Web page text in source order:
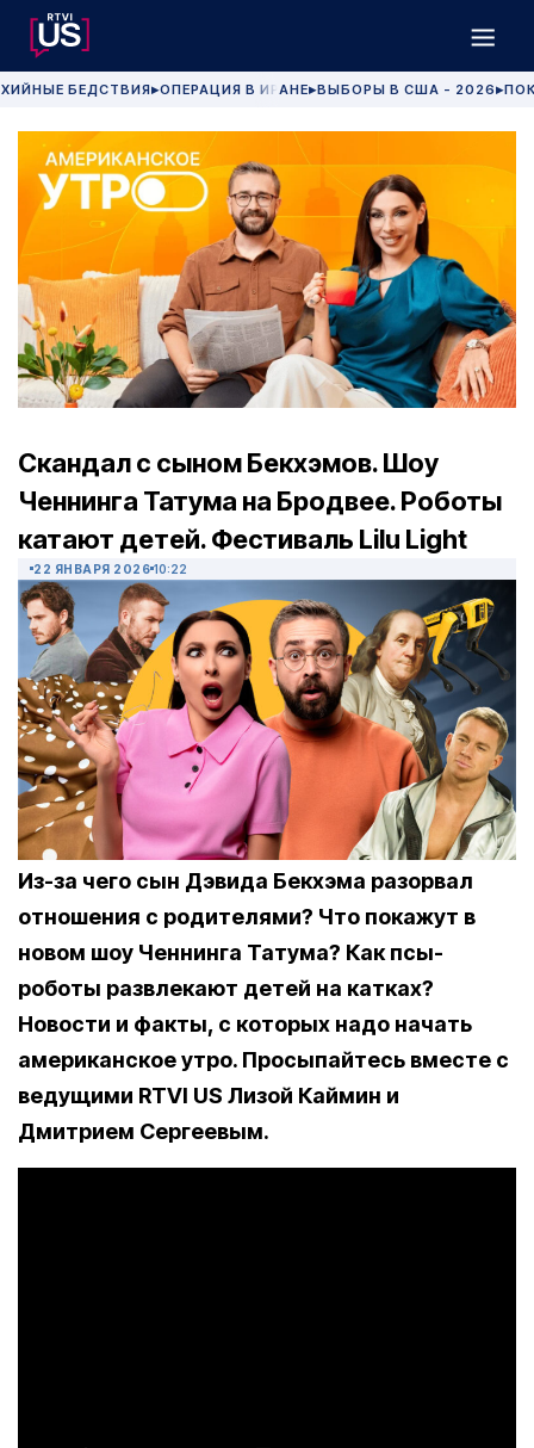
БЕДСТВИЯ▶ОПЕРАЦИЯ В ИРАНЕ▶ВЫБОРЫ В США - 2026 ▶
Скандал с сыном Бекхэмов. Шоу
Ченнинга Татума на Бродвее. Роботы
катают детей. Фестиваль Lilu Light
22 ЯНВАРЯ 2026 10:22
Из-за чего сын Дэвида Бекхэма разорвал
отношения с родителями? Что покажут в
новом шоу Ченнинга Татума? Как псы-
роботы развлекают детей на катках?
Новости и факты, с которых надо начать
американское утро. Просыпайтесь вместе с
ведущими RTVI US Лизой Каймин и
Дмитрием Сергеевым.